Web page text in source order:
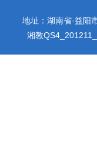
地址：湖南省·益阳
湘教